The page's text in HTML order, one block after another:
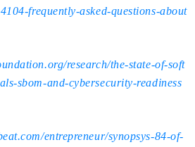
frequently-asked-questions-about
research/the-state-of-soft
sbom-and-cybersecurity-readiness
entrepreneur/synopsys-84-of-